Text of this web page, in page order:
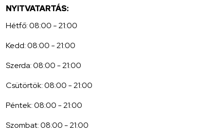
NYITVATARTÁS:
Hétfő: 08:00 - 21:00
Kedd: 08:00 - 21:00
Szerda: 08:00 - 21:00
Csütörtök: 08:00 - 21:00
Péntek: 08:00 - 21:00
Szombat: 08:00 - 21:00